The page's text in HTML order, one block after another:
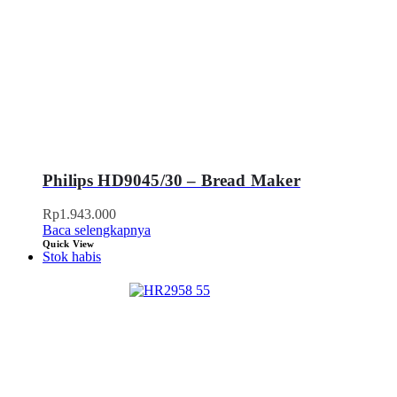
Philips HD9045/30 – Bread Maker
Rp1.943.000
Baca selengkapnya
Quick View
Stok habis